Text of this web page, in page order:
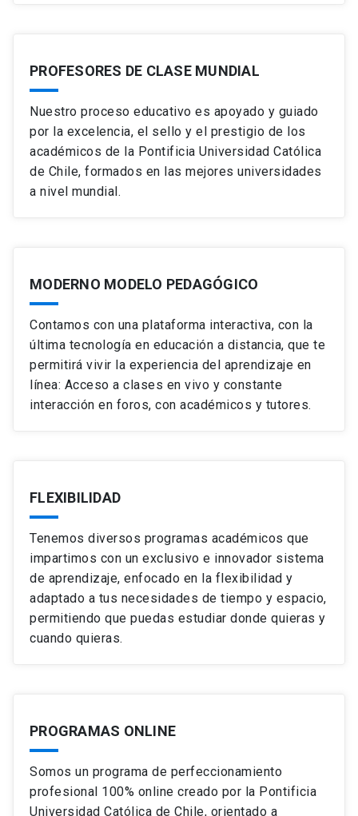
PROFESORES DE CLASE MUNDIAL
Nuestro proceso educativo es apoyado y guiado
por la excelencia, el sello y el prestigio de los
académicos de la Pontificia Universidad Católica
de Chile, formados en las mejores universidades
a nivel mundial.
MODERNO MODELO PEDAGÓGICO
Contamos con una plataforma interactiva, con la
última tecnología en educación a distancia, que te
permitirá vivir la experiencia del aprendizaje en
línea: Acceso a clases en vivo y constante
interacción en foros, con académicos y tutores.
FLEXIBILIDAD
Tenemos diversos programas académicos que
impartimos con un exclusivo e innovador sistema
de aprendizaje, enfocado en la flexibilidad y
adaptado a tus necesidades de tiempo y espacio,
permitiendo que puedas estudiar donde quieras y
cuando quieras.
PROGRAMAS ONLINE
Somos un programa de perfeccionamiento
profesional 100% online creado por la Pontificia
Universidad Católica de Chile, orientado a